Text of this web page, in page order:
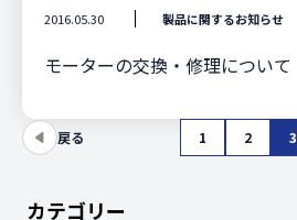
2016.05.30 製品に関するお知らせ
モーターの交換・修理について
戻る 1 2 3
カテゴリー